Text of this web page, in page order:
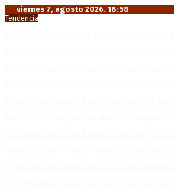
viernes 7, agosto 2026. 18:58
Tendencia